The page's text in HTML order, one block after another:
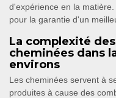
d'expérience en la
pour la garantie d'un
La complexité
cheminées dans
environs
Les cheminées servent à
produites à cause des